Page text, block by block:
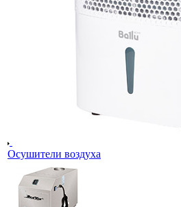
Осушители воздуха